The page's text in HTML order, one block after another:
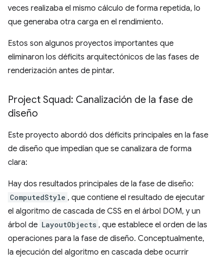
veces realizaba el mismo cálculo de forma repetida, lo
que generaba otra carga en el rendimiento.
Estos son algunos proyectos importantes que
eliminaron los déficits arquitectónicos de las fases de
renderización antes de pintar.
Project Squad: Canalización de la fase de
diseño
Este proyecto abordó dos déficits principales en la fase
de diseño que impedían que se canalizara de forma
clara:
Hay dos resultados principales de la fase de diseño:
ComputedStyle , que contiene el resultado de ejecutar
el algoritmo de cascada de CSS en el árbol DOM, y un
árbol de LayoutObjects , que establece el orden de las
operaciones para la fase de diseño. Conceptualmente,
la ejecución del algoritmo en cascada debe ocurrir